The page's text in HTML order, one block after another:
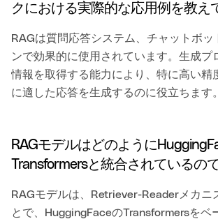
クにおける実際的な応用例を教え
RAGは質問応答システム、チャットボッ
ンで効果的に使用されています。生成プ
情報を取得する能力により、特に高い精
に適した応答を生成するのに役立ちます。
RAGモデルはどのように
Transformersと統合されているの
RAGモデルは、Retriever-Readerメカニ
とで、HuggingFaceのTransformersをベ